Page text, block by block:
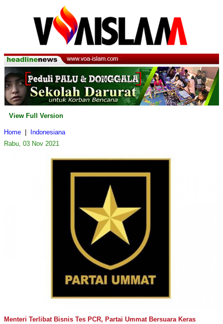
View Full Version
Home
Indonesiana
Rabu, 03 Nov 2021
Menteri Terlibat Bisnis Tes PCR, Partai Ummat Bersuara Keras